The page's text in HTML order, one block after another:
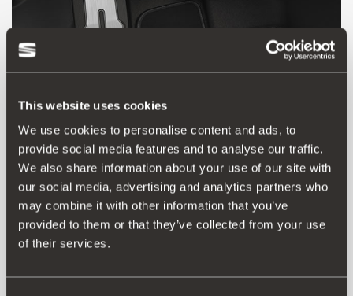
This website uses cookies
We use cookies to personalise content and ads, to
provide social media features and to analyse our traffic.
We also share information about your use of our site with
our social media, advertising and analytics partners who
may combine it with other information that you’ve
provided to them or that they’ve collected from your use
of their services.
Produkt Dokumenty
Nejenže vyzdvihují sportovní charakter vašeho vozu SEAT,
hliníkové pedály mají také gumových povrch, který
poskytuje extra přilnavost a zlepšuje pocit ze sportovní